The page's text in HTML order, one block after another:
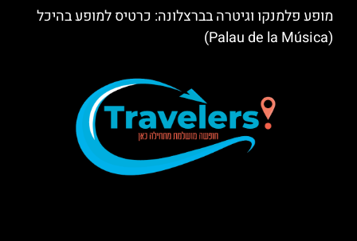
מופע פלמנקו וגיטרה בברצלונה: כרטיס למופע בהיכל
(Palau de la Música)